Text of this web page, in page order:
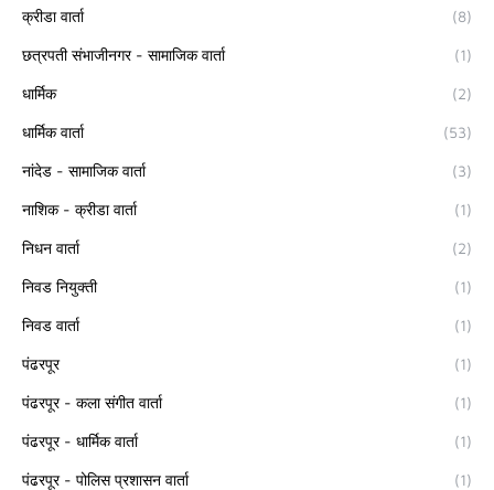
क्रीडा वार्ता (8)
छत्रपती संभाजीनगर - सामाजिक वार्ता (1)
धार्मिक (2)
धार्मिक वार्ता (53)
नांदेड - सामाजिक वार्ता (3)
नाशिक - क्रीडा वार्ता (1)
निधन वार्ता (2)
निवड नियुक्ती (1)
निवड वार्ता (1)
पंढरपूर (1)
पंढरपूर - कला संगीत वार्ता (1)
पंढरपूर - धार्मिक वार्ता (1)
पंढरपूर - पोलिस प्रशासन वार्ता (1)